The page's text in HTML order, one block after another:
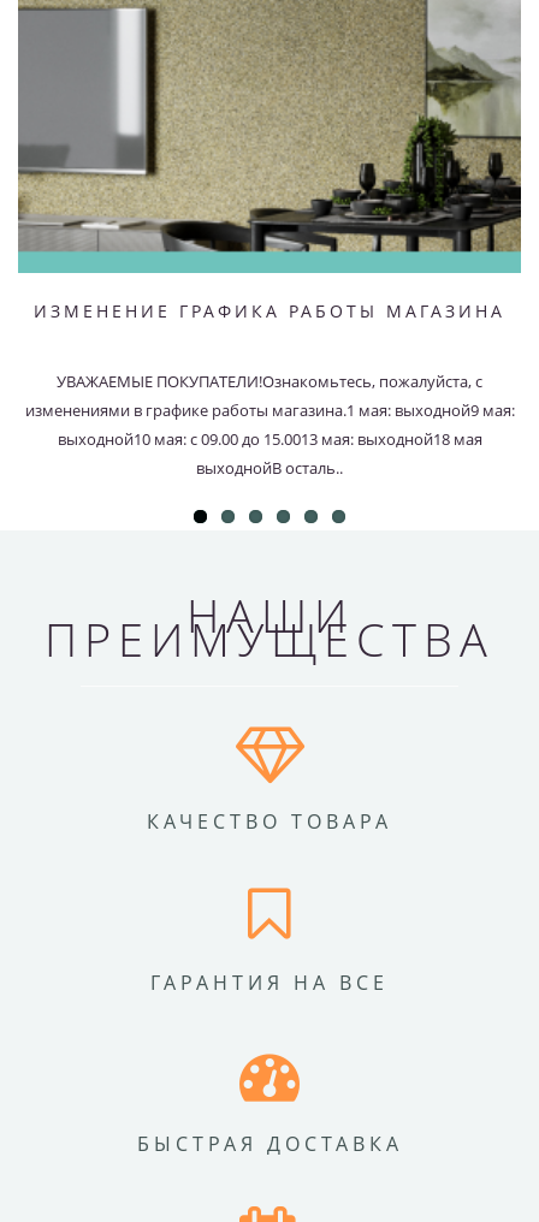
ИЗМЕНЕНИЕ ГРАФИКА РАБОТЫ МАГАЗИНА
УВАЖАЕМЫЕ ПОКУПАТЕЛИ!Ознакомьтесь, пожалуйста, с
изменениями в графике работы магазина.1 мая: выходной9 мая:
выходной10 мая: с 09.00 до 15.0013 мая: выходной18 мая
выходнойВ осталь..
НАШИ
ПРЕИМУЩЕСТВА
КАЧЕСТВО ТОВАРА
ГАРАНТИЯ НА ВСЕ
БЫСТРАЯ ДОСТАВКА